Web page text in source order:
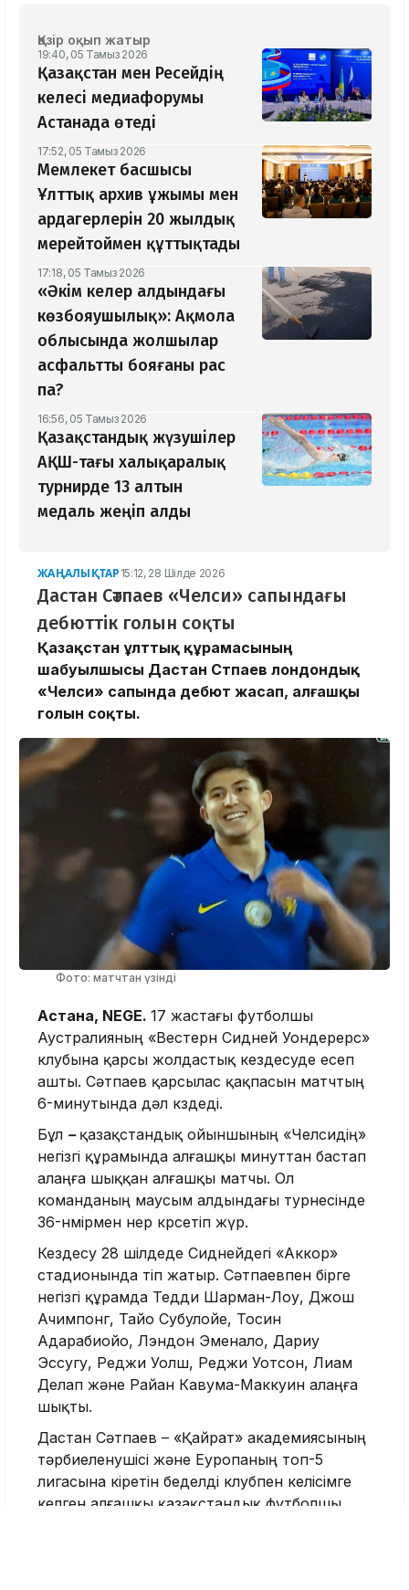
Қазір оқып жатыр
19:40, 05 Тамыз 2026
Қазақстан мен Ресейдің
келесі медиафорумы
Астанада өтеді
17:52, 05 Тамыз 2026
Мемлекет басшысы
Ұлттық архив ұжымы мен
ардагерлерін 20 жылдық
мерейтоймен құттықтады
17:18, 05 Тамыз 2026
«Әкім келер алдындағы
көзбояушылық»: Ақмола
облысында жолшылар
асфальтты бояғаны рас
па?
16:56, 05 Тамыз 2026
Қазақстандық жүзушілер
АҚШ-тағы халықаралық
турнирде 13 алтын
медаль жеңіп алды
ЖАҢАЛЫҚТАР 15:12, 28 Шілде 2026
Дастан Сәтпаев «Челси» сапындағы
дебюттік голын соқты
Қазақстан ұлттық құрамасының
шабуылшысы Дастан Сәтпаев лондондық
«Челси» сапында дебют жасап, алғашқы
голын соқты.
Фото: матчтан үзінді
Астана, NEGE. 17 жастағы футболшы
Аустралияның «Вестерн Сидней Уондерерс»
клубына қарсы жолдастық кездесуде есеп
ашты. Сәтпаев қарсылас қақпасын матчтың
6-минутында дәл көздеді.
Бұл –қазақстандық ойыншының «Челсидің»
негізгі құрамында алғашқы минуттан бастап
алаңға шыққан алғашқы матчы. Ол
команданың маусым алдындағы турнесінде
36-нөмірмен өнер көрсетіп жүр.
Кездесу 28 шілдеде Сиднейдегі «Аккор»
стадионында өтіп жатыр. Сәтпаевпен бірге
негізгі құрамда Тедди Шарман-Лоу, Джош
Ачимпонг, Тайо Субулойе, Тосин
Адарабиойо, Лэндон Эменало, Дариу
Эссугу, Реджи Уолш, Реджи Уотсон, Лиам
Делап және Райан Кавума-Маккуин алаңға
шықты.
Дастан Сәтпаев – «Қайрат» академиясының
тәрбиеленушісі және Еуропаның топ-5
лигасына кіретін беделді клубпен келісімге
келген алғашқы қазақстандық футболшы.